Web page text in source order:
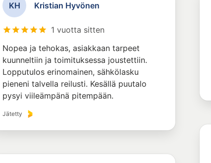
KH Kristian Hyvönen
1 vuotta sitten
Nopea ja tehokas, asiakkaan tarpeet
kuunneltiin ja toimituksessa joustettiin.
Lopputulos erinomainen, sähkölasku
pieneni talvella reilusti. Kesällä puutalo
pysyi viileämpänä pitempään.
Jätetty